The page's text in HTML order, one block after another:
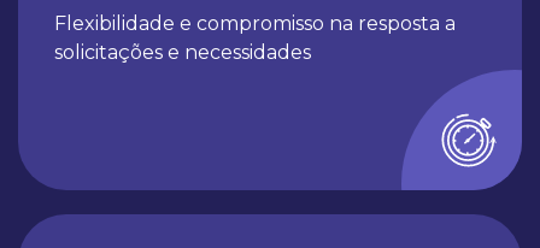
Flexibilidade e compromisso na resposta a
solicitações​ e necessidades